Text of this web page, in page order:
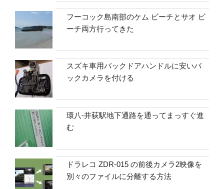
フーコック島南部のケム ビーチとサオ ビ
ーチ両方行ってきた
スズキ車用バックドアハンドルに安いバ
ックカメラを付ける
環八-井荻駅地下通路を通ってまっすぐ進
む
ドラレコ ZDR-015 の前後カメラ2映像を
別々のファイルに分離する方法